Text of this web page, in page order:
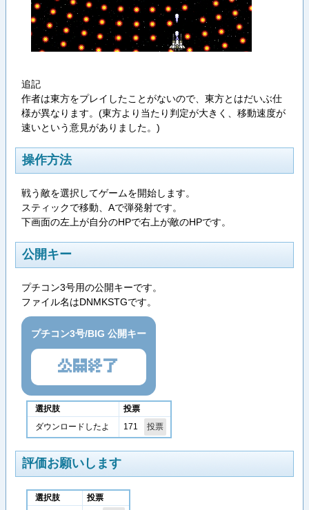
追記
作者は東方をプレイしたことがないので、東方とはだいぶ仕
様が異なります。(東方より当たり判定が大きく、移動速度が
速いという意見がありました。)
操作方法
戦う敵を選択してゲームを開始します。
スティックで移動、Aで弾発射です。
下画面の左上が自分のHPで右上が敵のHPです。
公開キー
プチコン3号用の公開キーです。
ファイル名はDNMKSTGです。
プチコン3号/BIG 公開キー
公開終了
選択肢 投票
ダウンロードしたよ 171
評価お願いします
選択肢 投票